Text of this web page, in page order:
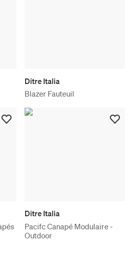
Ditre Italia
Blazer Fauteuil
Ditre Italia
Pacifc Canapé Modulaire -
Outdoor